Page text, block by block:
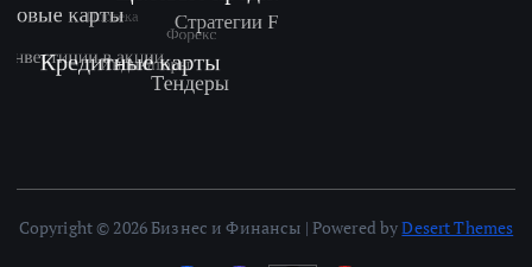
Copyright © 2026 Бизнес и Финансы | Powered byDesert Themes